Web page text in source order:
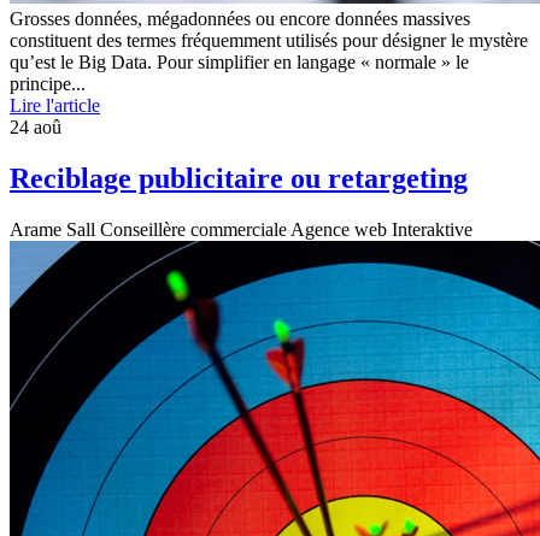
Grosses données, mégadonnées ou encore données massives
constituent des termes fréquemment utilisés pour désigner le mystère
qu’est le Big Data. Pour simplifier en langage « normale » le
principe...
Lire l'article
24 aoû
Reciblage publicitaire ou retargeting
Arame Sall Conseillère commerciale Agence web Interaktive